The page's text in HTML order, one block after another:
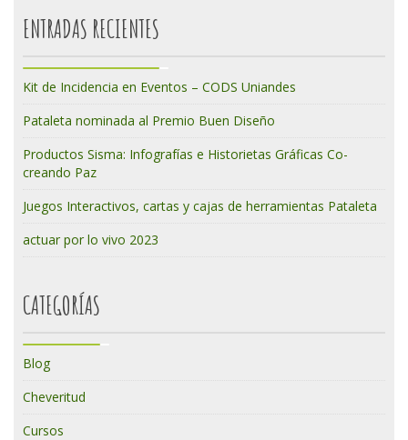
ENTRADAS RECIENTES
Kit de Incidencia en Eventos – CODS Uniandes
Pataleta nominada al Premio Buen Diseño
Productos Sisma: Infografías e Historietas Gráficas Co-
creando Paz
Juegos Interactivos, cartas y cajas de herramientas Pataleta
actuar por lo vivo 2023
CATEGORÍAS
Blog
Cheveritud
Cursos